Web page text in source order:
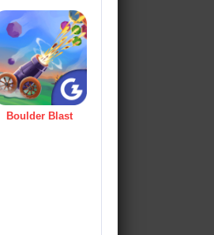
Boulder Blast